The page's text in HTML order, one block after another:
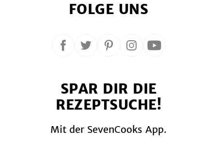
FOLGE UNS
Folge
Facebook
Folge
Twitter
Folge
Pinterest
Folge
Instagram
Folge
YouTube
SPAR DIR DIE
REZEPTSUCHE!
Mit der SevenCooks App.